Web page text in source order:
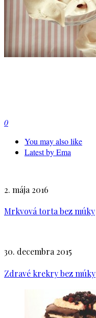
0
You may also like
Latest byEma
2. mája 2016
Mrkvová torta bez múky
30. decembra 2015
Zdravé krekry bez múky